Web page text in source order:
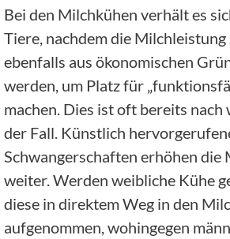
Bei den Milchkühen verhält es
Tiere, nachdem die
ebenfalls aus ökonomischen
werden, um Platz für
machen. Dies ist oft bereits nach
der Fall. Künstlich
Schwangerschaften erhöhen die
weiter. Werden weibliche Kühe
diese in direktem Weg in den
aufgenommen, wohingegen